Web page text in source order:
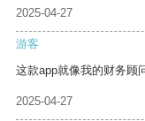
2025-04-27
游客
这款app就像我的财务顾
2025-04-27